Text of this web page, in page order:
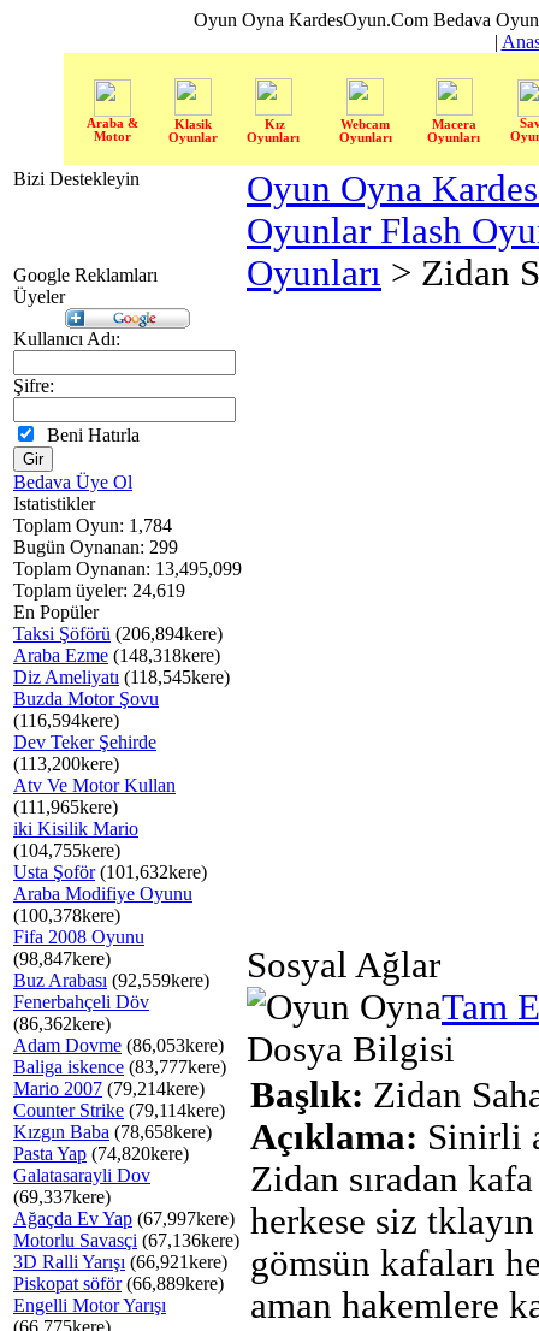
Oyun Oyna KardesOyun.Com Bedava
|
Araba &
Motor
Klasik
Oyunlar
Kız
Oyunları
Webcam
Oyunları
Macera
Oyunları
Bizi Destekleyin
Google Reklamları
Üyeler
Kullanıcı Adı:
Şifre:
Beni Hatırla
Bedava Üye Ol
Istatistikler
Toplam Oyun: 1,784
Bugün Oynanan: 299
Toplam Oynanan: 13,495,099
Toplam üyeler: 24,619
En Popüler
Taksi Şöförü (206,894kere)
Araba Ezme (148,318kere)
Diz Ameliyatı (118,545kere)
Buzda Motor Şovu
(116,594kere)
Dev Teker Şehirde
(113,200kere)
Atv Ve Motor Kullan
(111,965kere)
iki Kisilik Mario
(104,755kere)
Usta Şoför(101,632kere)
Araba Modifiye Oyunu
(100,378kere)
Fifa 2008 Oyunu
(98,847kere)
Buz Arabası (92,559kere)
Fenerbahçeli Döv
(86,362kere)
Adam Dovme (86,053kere)
Baliga iskence (83,777kere)
Mario 2007 (79,214kere)
Counter Strike (79,114kere)
Kızgın Baba (78,658kere)
Pasta Yap (74,820kere)
Galatasarayli Dov
(69,337kere)
Ağaçda Ev Yap (67,997kere)
Motorlu Savasçi (67,136kere)
3D Ralli Yarışı (66,921kere)
Piskopat söför(66,889kere)
Engelli Motor Yarışı
(66,775kere)
Oyun Oyna
Oyunlar Flash
Oyunları > Zidan
Sosyal Ağlar
Tam
Dosya Bilgisi
Başlık: Zidan
Açıklama: Sinirli
Zidan sıradan
herkese siz
gömsün kafaları
aman hakemlere